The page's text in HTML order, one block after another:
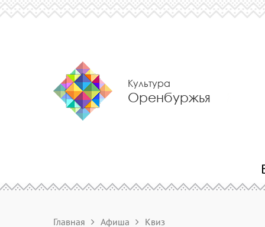
Культура
Оренбуржья
Главная Афиша Квиз